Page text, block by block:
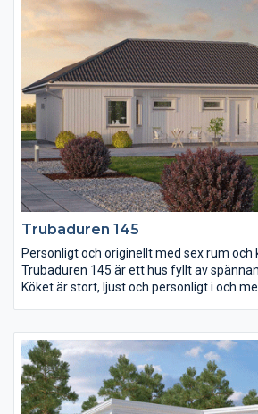
över middagsgästerna när såsen ska
144 rymmer även två mindre sovrum,
ett stort föräldrasovrum med egen
Trubaduren 145
Personligt och originellt med sex rum och
Trubaduren 145 är ett hus fyllt av
Köket är stort, ljust och personligt i och
De tre sovrummen ligger samlade i ena
finns också ett extra stort badrum med
dusch och badkar. I det största
burspråk som ger plats åt en skön lounge.